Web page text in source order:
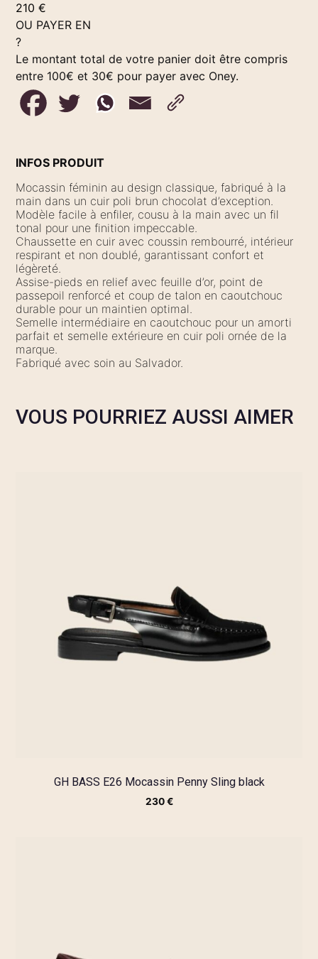
210€
OU PAYER EN
?
Le montant total de votre panier doit être compris
entre 100€ et 30€ pour payer avec Oney.
INFOS PRODUIT
Mocassin féminin au design classique, fabriqué à la
main dans un cuir poli brun chocolat d’exception.
Modèle facile à enfiler, cousu à la main avec un fil
tonal pour une finition impeccable.
Chaussette en cuir avec coussin rembourré, intérieur
respirant et non doublé, garantissant confort et
légèreté.
Assise-pieds en relief avec feuille d’or, point de
passepoil renforcé et coup de talon en caoutchouc
durable pour un maintien optimal.
Semelle intermédiaire en caoutchouc pour un amorti
parfait et semelle extérieure en cuir poli ornée de la
marque.
Fabriqué avec soin au Salvador.
VOUS POURRIEZ AUSSI AIMER
GH BASS E26 Mocassin Penny Sling black
230€